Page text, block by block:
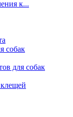
к...
собак
для собак